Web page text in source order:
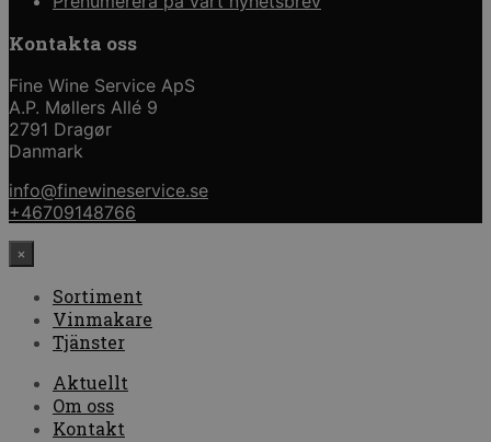
Kontakta oss
Fine Wine Service ApS
A.P. Møllers Allé 9
2791 Dragør
Danmark
info@finewineservice.se
+46709148766
×
Sortiment
Vinmakare
Tjänster
Aktuellt
Om oss
Kontakt